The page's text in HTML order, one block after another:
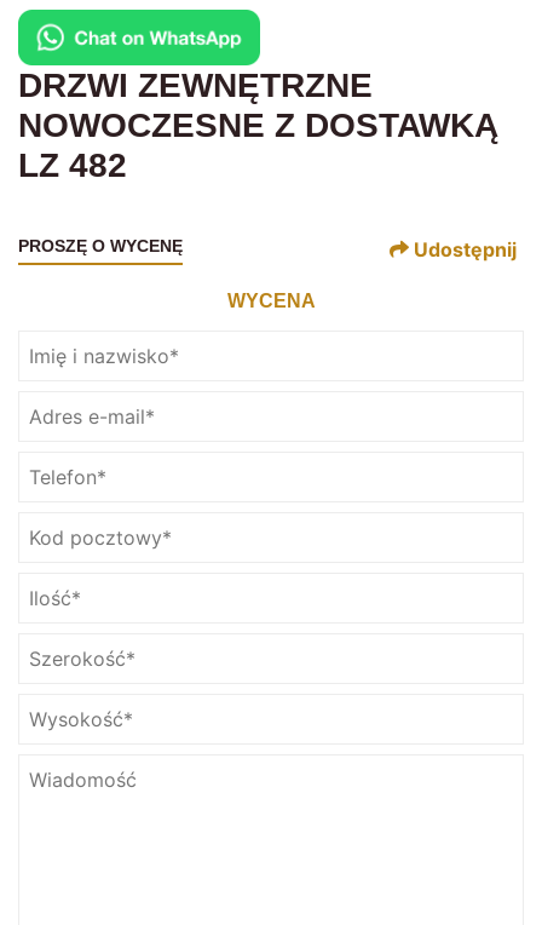
DRZWI ZEWNĘTRZNE
NOWOCZESNE Z DOSTAWKĄ
LZ 482
PROSZĘ O WYCENĘ Udostępnij
WYCENA